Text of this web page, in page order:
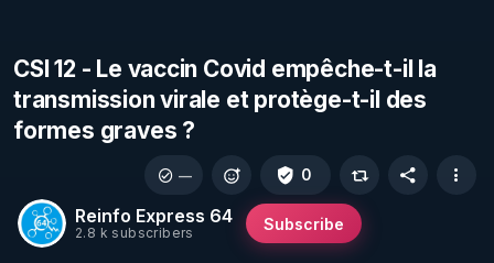
CSI 12 - Le vaccin Covid empêche-t-il la
transmission virale et protège-t-il des
formes graves ?
Reinfo Express 64
2.8 k subscribers Subscribe
— 0